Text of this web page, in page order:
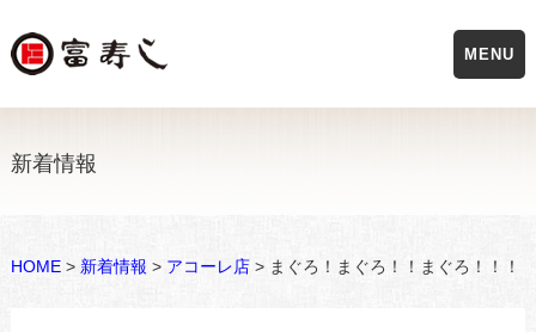
新着情報
HOME> 新着情報 > アコーレ店> まぐろ！まぐろ！！まぐろ！！！
MENU